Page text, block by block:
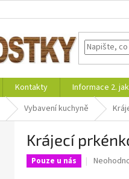
Kontakty
Informace 2.
Vybavení kuchyně
Krájecí
Pouze u nás
Průměrné